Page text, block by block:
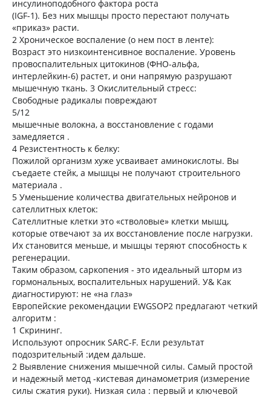
инсулиноподобного фактора роста
(IGF-1). Без них мышцы просто перестают получать
«приказ» расти.
2 Хроническое воспаление (о нем пост в ленте):
Возраст это низкоинтенсивное воспаление. Уровень
провоспалительных цитокинов (ФНО-альфа,
интерлейкин-6) растет, и они напрямую разрушают
мышечную ткань. 3 Окислительный стресс:
Свободные радикалы повреждают
5/12
мышечные волокна, а восстановление с годами
замедляется .
4 Резистентность к белку:
Пожилой организм хуже усваивает аминокислоты. Вы
съедаете стейк, а мышцы не получают строительного
материала .
5 Уменьшение количества двигательных нейронов и
сателлитных клеток:
Сателлитные клетки это «стволовые» клетки мышц,
которые отвечают за их восстановление после нагрузки.
Их становится меньше, и мышцы теряют способность к
регенерации.
Таким образом, саркопения - это идеальный шторм из
гормональных, воспалительных нарушений. У& Как
диагностируют: не «на глаз»
Европейские рекомендации EWGSOP2 предлагают четкий
алгоритм :
1 Скрининг.
Используют опросник SARC-F. Если результат
подозрительный :идем дальше.
2 Выявление снижения мышечной силы. Самый простой
и надежный метод -кистевая динамометрия (измерение
силы сжатия руки). Низкая сила : первый и ключевой